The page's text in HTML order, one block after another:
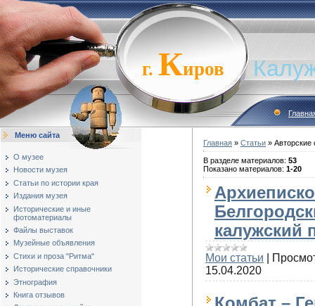
г. Киров
Меню сайта
О музее
Новости музея
Статьи по истории края
Издания музея
Исторические и иные
фотоматериалы
Файлы выставок
Музейные объявления
Стихи и проза "Ритма"
Исторические справочники
Этнография
Книга отзывов
Главная » Статьи » Авторские
В разделе материалов: 53
Показано материалов: 1-20
калужский
Мои статьи
15.04.2020